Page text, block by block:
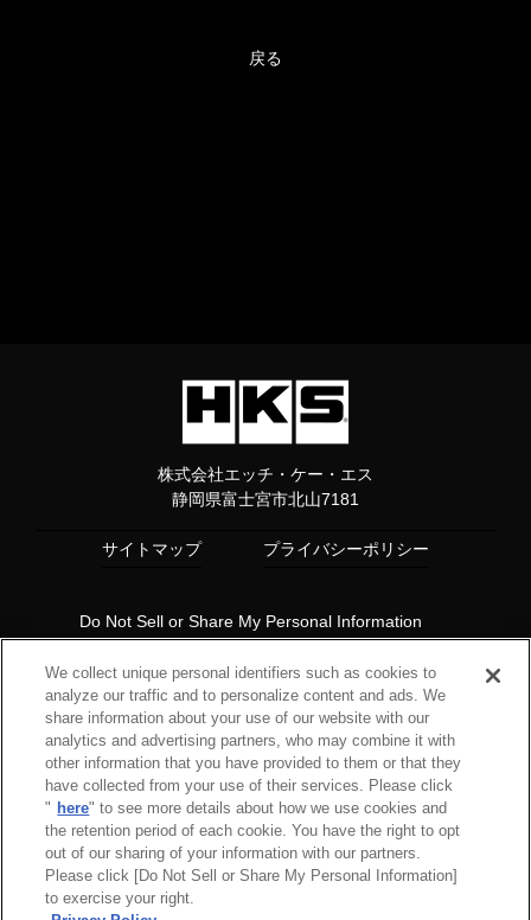
戻る
株式会社エッチ・ケー・エス
静岡県富士宮市北山7181
サイトマップ プライバシーポリシー
Do Not Sell or Share My Personal Information
Copyright© 1997 HKS Co., Ltd. all rights reserved.
We collect unique personal identifiers such as cookies to
analyze our traffic and to personalize content and ads. We
share information about your use of our website with our
analytics and advertising partners, who may combine it with
other information that you have provided to them or that they
have collected from your use of their services. Please click
" here" to see more details about how we use cookies and
the retention period of each cookie. You have the right to opt
out of our sharing of your information with our partners.
Please click [Do Not Sell or Share My Personal Information]
to exercise your right.